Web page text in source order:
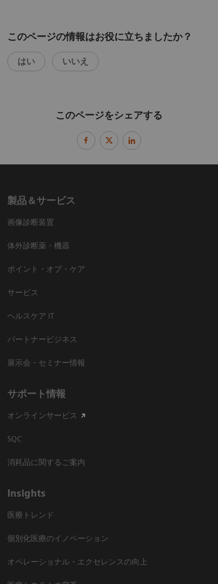
このページの情報はお役に立ちましたか？
はい いいえ
このページをシェアする
製品＆サービス
画像診断装置
体外診断薬・機器
ポイント・オブ・ケア
サービス
ヘルスケア IT
パートナービジネス
展示会・セミナー情報
サポート情報
オンラインサービス
SQC
消耗品に関するご案内
Insights
医療トレンド
個別化医療のイノベーション
オペレーショナル・エクセレンスの向上